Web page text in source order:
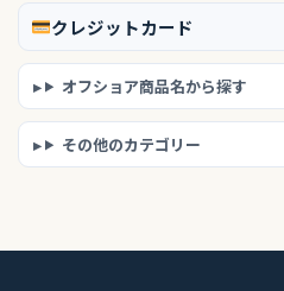
クレジットカード
オフショア商品名から探す
その他のカテゴリー